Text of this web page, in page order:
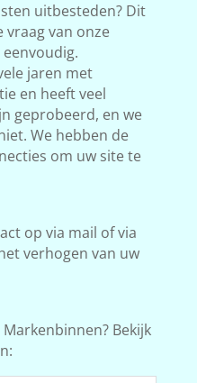
uitbesteden? Dit
vraag van onze
jaren met
en heeft veel
geprobeerd, en we
We hebben de
om uw site te
op via mail of via
verhogen van uw
Bekijk